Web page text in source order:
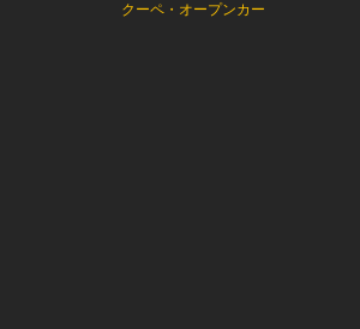
クーペ・オープンカー